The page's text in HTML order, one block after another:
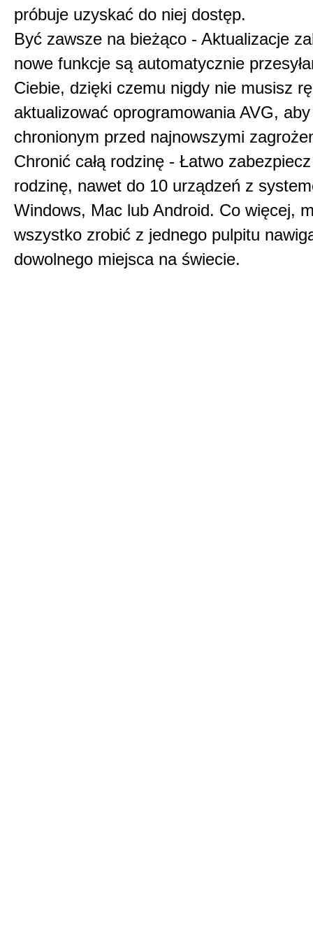
próbuje uzyskać do niej dostęp.
Być zawsze na bieżąco - Aktualizacje
nowe funkcje są automatycznie
Ciebie, dzięki czemu nigdy nie musisz
aktualizować oprogramowania AVG,
chronionym przed najnowszymi
Chronić całą rodzinę - Łatwo zabezpiecz
rodzinę, nawet do 10 urządzeń z
Windows, Mac lub Android. Co więcej,
wszystko zrobić z jednego pulpitu
dowolnego miejsca na świecie.